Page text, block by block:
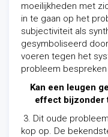
moeilijkheden met
in te gaan op het
subjectiviteit als
gesymboliseerd
voeren tegen het
probleem
Kan een leugen
effect bijzonder
3. Dit oude
kop op. De